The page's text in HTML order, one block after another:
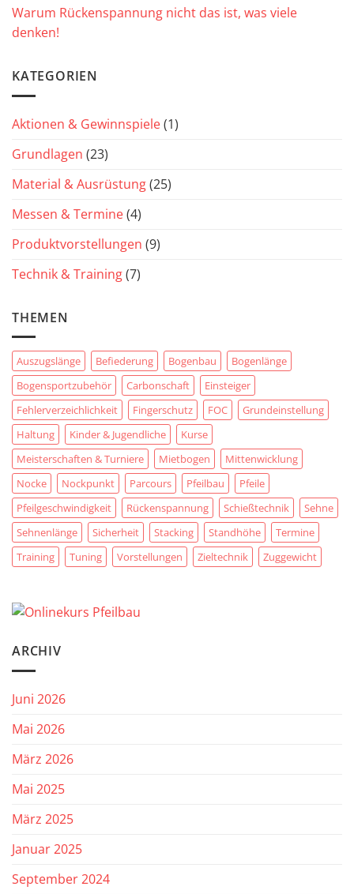
Warum Rückenspannung nicht das ist, was viele
denken!
KATEGORIEN
Aktionen & Gewinnspiele(1)
Grundlagen (23)
Material & Ausrüstung(25)
Messen & Termine(4)
Produktvorstellungen (9)
Technik & Training(7)
THEMEN
Auszugslänge Befiederung Bogenbau
Bogenlänge
Bogensportzubehör
Carbonschaft
Einsteiger
Fehlerverzeichlichkeit
Fingerschutz FOC
Grundeinstellung
Haltung
Kinder & Jugendliche
Kurse
Meisterschaften & Turniere
Mietbogen
Mittenwicklung
Nocke
Nockpunkt Parcours Pfeilbau
Pfeile
Pfeilgeschwindigkeit
Rückenspannung Schießtechnik
Sehne
Sehnenlänge
Sicherheit Stacking Standhöhe
Termine
Training
Tuning Vorstellungen Zieltechnik Zuggewicht
ARCHIV
Juni 2026
Mai 2026
März 2026
Mai 2025
März 2025
Januar 2025
September 2024